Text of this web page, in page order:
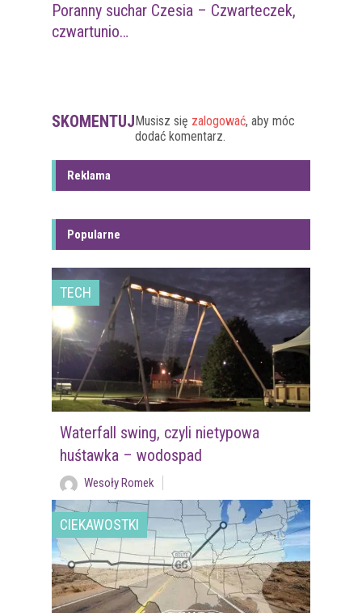
Poranny suchar Czesia – Czwarteczek,
czwartunio…
SKOMENTUJMusisz się zalogować, aby móc
dodać komentarz.
Reklama
Popularne
TECH
Waterfall swing, czyli nietypowa
huśtawka – wodospad
Wesoły Romek
CIEKAWOSTKI